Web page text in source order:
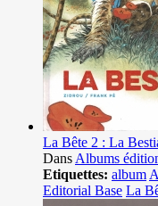
La Bête 2 : La
Dans Albums
Etiquettes: album
Editorial Base La